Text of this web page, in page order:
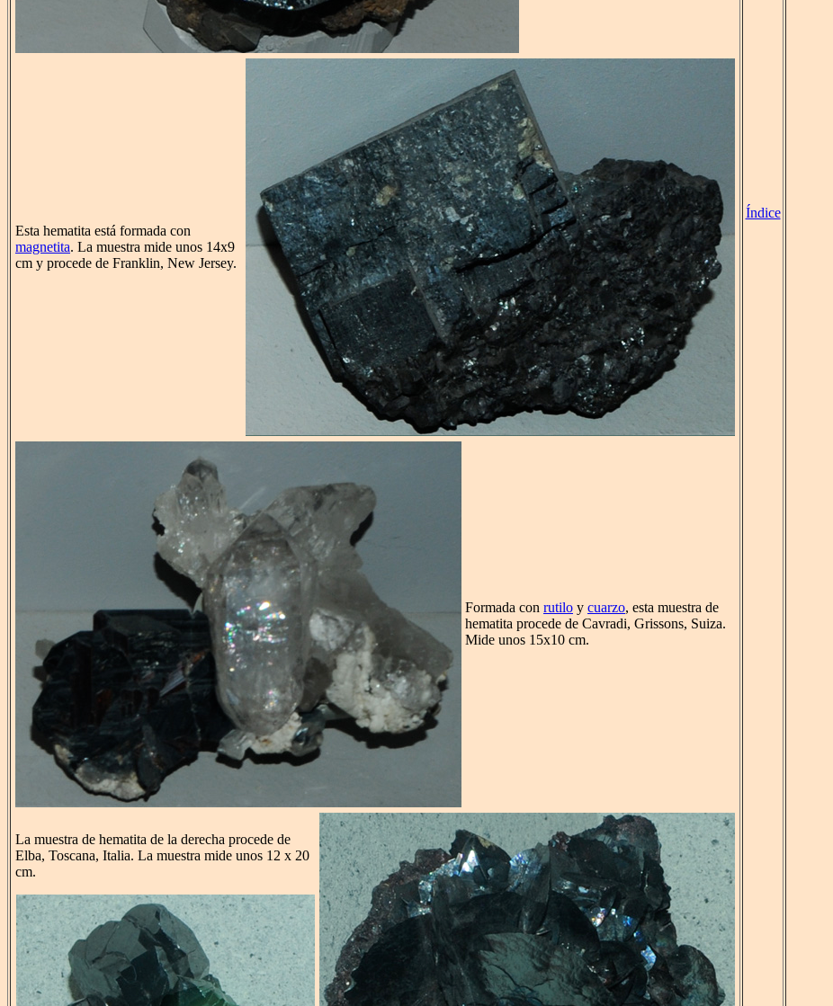
Esta hematita está formada con
magnetita. La muestra mide unos 14x9
cm y procede de Franklin, New Jersey.
Formada con rutilo y cuarzo, esta muestra de
hematita procede de Cavradi, Grissons, Suiza.
Mide unos 15x10 cm.
La muestra de hematita de la derecha procede de
Elba, Toscana, Italia. La muestra mide unos 12 x 20
cm.
Índice